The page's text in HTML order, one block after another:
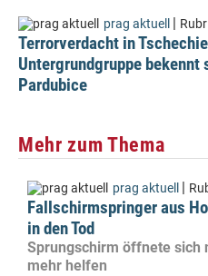
prag aktuell |
Terrorverdacht in
Untergrundgruppe
Pardubice
Mehr zum Thema
prag aktuell |
Fallschirmspringer aus
in den Tod
Sprungschirm öffnete sich
mehr helfen